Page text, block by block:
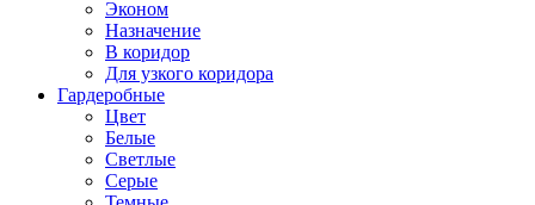
Эконом
Назначение
В коридор
Для узкого коридора
Гардеробные
Цвет
Белые
Светлые
Серые